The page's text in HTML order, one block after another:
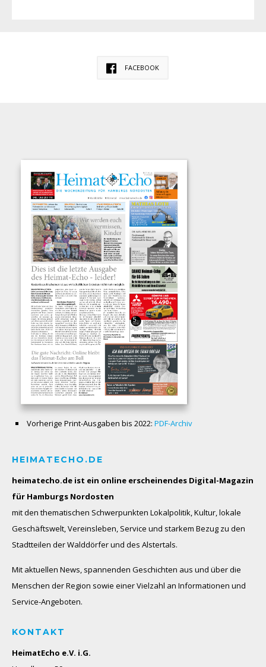
FACEBOOK
Vorherige Print-Ausgaben bis 2022: PDF-Archiv
HEIMATECHO.DE
heimatecho.de ist ein online erscheinendes Digital-Magazin
für Hamburgs Nordosten
mit den thematischen Schwerpunkten Lokalpolitik, Kultur, lokale
Geschäftswelt, Vereinsleben, Service und starkem Bezug zu den
Stadtteilen der Walddörfer und des Alstertals.
Mit aktuellen News, spannenden Geschichten aus und über die
Menschen der Region sowie einer Vielzahl an Informationen und
Service-Angeboten.
KONTAKT
HeimatEcho e.V. i.G.